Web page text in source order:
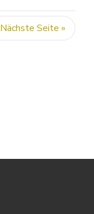
Nächste Seite »